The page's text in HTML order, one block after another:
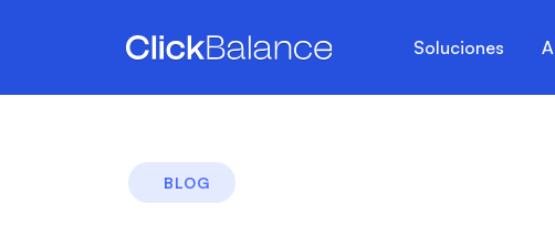
Soluciones
BLOG